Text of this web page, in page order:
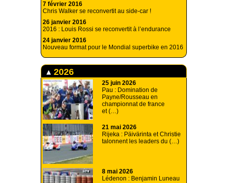
7 février 2016
Chris Walker se reconvertit au side-car !
26 janvier 2016
2016 : Louis Rossi se reconvertit à l’endurance
24 janvier 2016
Nouveau format pour le Mondial superbike en 2016
2026
25 juin 2026
Pau : Domination de
Payne/Rousseau en
championnat de france
et (…)
21 mai 2026
Rijeka : Päivärinta et Christie
talonnent les leaders du (…)
8 mai 2026
Lédenon : Benjamin Luneau